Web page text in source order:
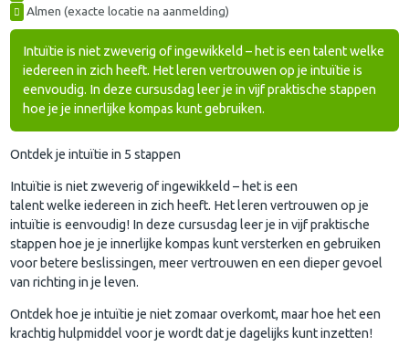
Almen (exacte locatie na aanmelding)
Intuïtie is niet zweverig of ingewikkeld – het is een talent welke
iedereen in zich heeft. Het leren vertrouwen op je intuïtie is
eenvoudig. In deze cursusdag leer je in vijf praktische stappen
hoe je je innerlijke kompas kunt gebruiken.
Ontdek je intuïtie in 5 stappen
Intuïtie is niet zweverig of ingewikkeld – het is een
talent welke iedereen in zich heeft. Het leren vertrouwen op je
intuïtie is eenvoudig! In deze cursusdag leer je in vijf praktische
stappen hoe je je innerlijke kompas kunt versterken en gebruiken
voor betere beslissingen, meer vertrouwen en een dieper gevoel
van richting in je leven.
Ontdek hoe je intuïtie je niet zomaar overkomt, maar hoe het een
krachtig hulpmiddel voor je wordt dat je dagelijks kunt inzetten!